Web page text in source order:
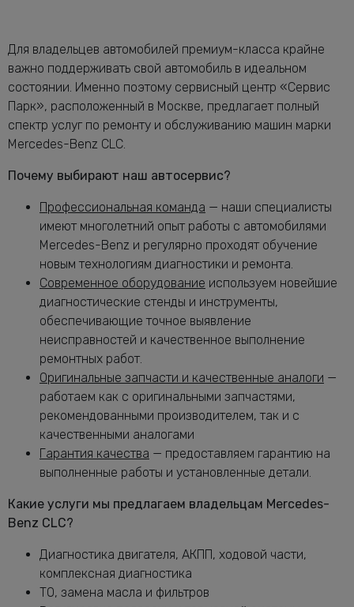
CLC
Замена воздушного фильтра
Мерседес-Бенц CLC
от 680 руб.
Замена задних тормозных дисков
Мерседес-Бенц CLC
от 1640 руб.
Замена задних тормозных колодок
Замена масла в АКПП Мерседес-Бенц
Замена масла в двигателе Мерседес-
Бенц CLC
от 2240 руб.
Замена масла в раздатке Мерседес-
Бенц CLC
от 1160 руб.
Замена масляного насоса Мерседес-
Бенц CLC
от 5320 руб.
Замена масляного фильтра Мерседес-
от 2400 руб.
Замена опоры амортизатора CLC
от 2760 руб.
Замена переднего сальника
коленвала CLC
Замена передних амортизаторов
Мерседес-Бенц CLC
Замена передних тормозных дисков
Замена передних тормозных колодок
Мерседес-Бенц CLC
Замена подушек двигателя CLC
от 5000 руб.
Замена подшипника генератора
Мерседес-Бенц CLC
Для владельцев автомобилей премиум-класса крайне
важно поддерживать свой автомобиль в идеальном
состоянии. Именно поэтому сервисный центр «Сервис
Парк», расположенный в Москве, предлагает полный
спектр услуг по ремонту и обслуживанию машин марки
Mercedes-Benz CLC.
Почему выбирают наш автосервис?
Профессиональная команда — наши специалисты
имеют многолетний опыт работы с автомобилями
Mercedes-Benz и регулярно проходят обучение
новым технологиям диагностики и ремонта.
Современное оборудование используем новейшие
диагностические стенды и инструменты,
обеспечивающие точное выявление
неисправностей и качественное выполнение
ремонтных работ.
Оригинальные запчасти и качественные аналоги —
работаем как с оригинальными запчастями,
рекомендованными производителем, так и с
качественными аналогами
Гарантия качества — предоставляем гарантию на
выполненные работы и установленные детали.
Какие услуги мы предлагаем владельцам Mercedes-
Benz CLC?
Диагностика двигателя, АКПП, ходовой части,
комплексная диагностика
ТО, замена масла и фильтров